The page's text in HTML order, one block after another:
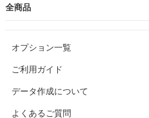
全商品
オプション一覧
ご利用ガイド
データ作成について
よくあるご質問